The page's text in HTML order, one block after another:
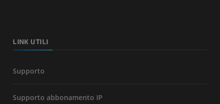
LINK UTILI
Supporto
Supporto abbonamento IP